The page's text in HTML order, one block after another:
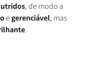
, de modo a
egerenciável, mas
.